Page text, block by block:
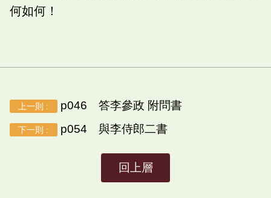
何如何！
上一則 : p046 答李參政 附問書
下一則 : p054 與李侍郎二書
回上層